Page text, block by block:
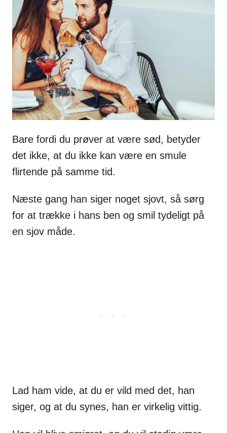
Bare fordi du prøver at være sød, betyder
det ikke, at du ikke kan være en smule
flirtende på samme tid.
Næste gang han siger noget sjovt, så sørg
for at trække i hans ben og smil tydeligt på
en sjov måde.
Lad ham vide, at du er vild med det, han
siger, og at du synes, han er virkelig vittig.